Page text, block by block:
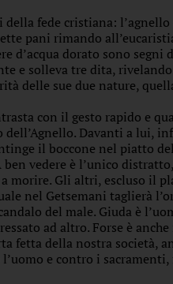
fede cristiana:
pani rimando
d’acqua dorato sono
e solleva tre dita,
delle sue due nature,
con il gesto rapido e
Davanti a lui,
il boccone nel piatto
ben vedere è l’unico
morire. Gli altri, escluso il
nel Getsemani taglierà
del male. Giuda è
ad altro. Forse è
fetta della nostra società,
e contro i